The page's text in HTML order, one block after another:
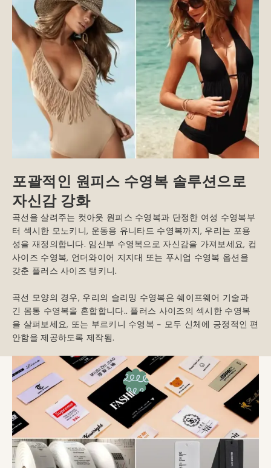
포괄적인 원피스 수영복 솔루션으로
자신감 강화
곡선을 살려주는 컷아웃 원피스 수영복과 단정한 여성 수영복부
터 섹시한 모노키니, 운동용 유니타드 수영복까지, 우리는 포용
성을 재정의합니다. 임신부 수영복으로 자신감을 가져보세요, 컵
사이즈 수영복, 언더와이어 지지대 또는 푸시업 수영복 옵션을
갖춘 플러스 사이즈 탱키니.
곡선 모양의 경우, 우리의 슬리밍 수영복은 쉐이프웨어 기술과
긴 몸통 수영복을 혼합합니다.. 플러스 사이즈의 섹시한 수영복
을 살펴보세요, 또는 부르키니 수영복 - 모두 신체에 긍정적인 편
안함을 제공하도록 제작됨.